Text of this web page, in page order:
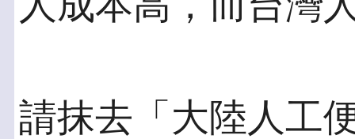
請抹去「大陸人工